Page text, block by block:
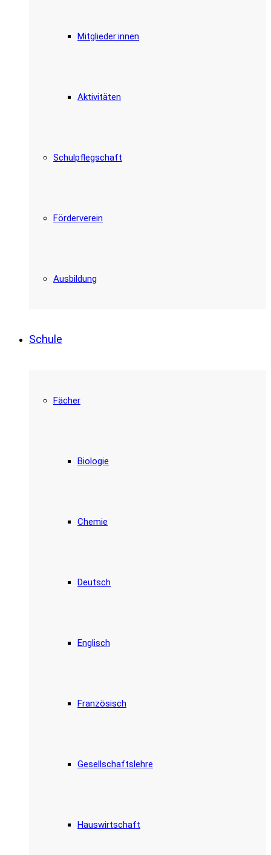
Mitglieder:innen
Aktivitäten
Schulpflegschaft
Förderverein
Ausbildung
Schule
Fächer
Biologie
Chemie
Deutsch
Englisch
Französisch
Gesellschaftslehre
Hauswirtschaft